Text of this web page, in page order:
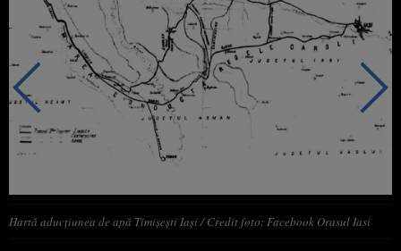
Hartă aducțiunea de apă Timișești Iași / Credit foto: Facebook Orasul Iasi